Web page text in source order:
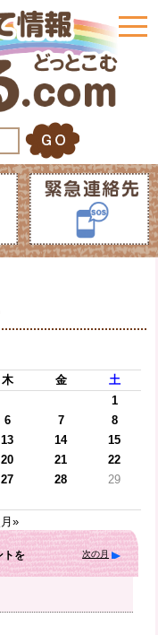
木 金
土
1
6 7
8
13 14
15
20 21
22
27 28
29
»
トを
次の月